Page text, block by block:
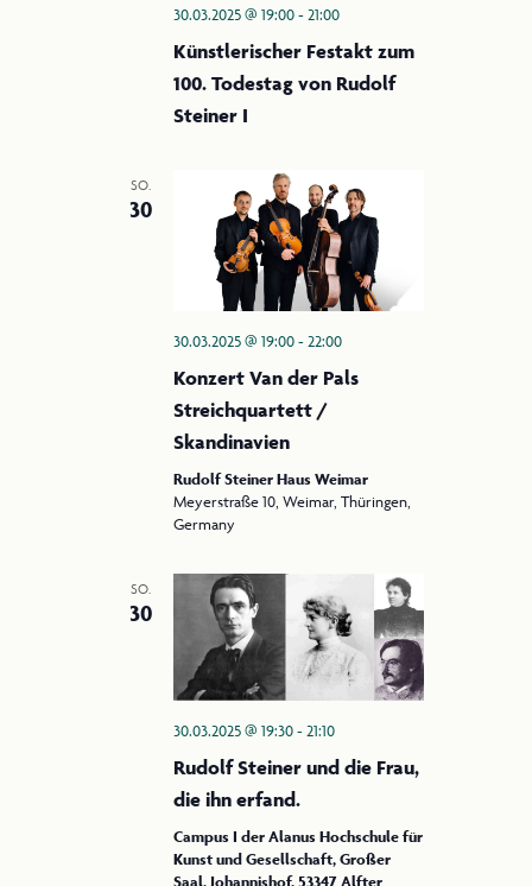
30.03.2025 @ 19:00-21:00
Künstlerischer Festakt zum
100. Todestag von Rudolf
Steiner I
SO.
30
30.03.2025 @ 19:00-22:00
Konzert Van der Pals
Streichquartett /
Skandinavien
Rudolf Steiner Haus Weimar
Meyerstraße 10, Weimar, Thüringen,
Germany
SO.
30
30.03.2025 @ 19:30-21:10
Rudolf Steiner und die Frau,
die ihn erfand.
Campus I der Alanus Hochschule für
Kunst und Gesellschaft, Großer